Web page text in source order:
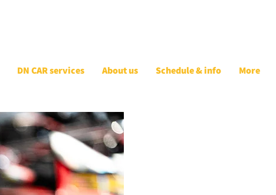
DN CAR services About us Schedule & info More